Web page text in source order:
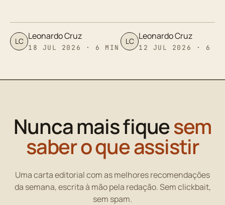
LC Leonardo Cruz
18 JUL 2026 · 6 MIN
LC Leonardo Cruz
12 JUL 2026 · 6
Nunca mais fiquesem
saber o que assistir
Uma carta editorial com as melhores recomendações
da semana, escrita à mão pela redação. Sem clickbait,
sem spam.